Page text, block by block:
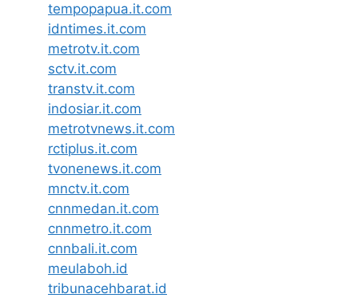
tempopapua.it.com
idntimes.it.com
metrotv.it.com
sctv.it.com
transtv.it.com
indosiar.it.com
metrotvnews.it.com
rctiplus.it.com
tvonenews.it.com
mnctv.it.com
cnnmedan.it.com
cnnmetro.it.com
cnnbali.it.com
meulaboh.id
tribunacehbarat.id